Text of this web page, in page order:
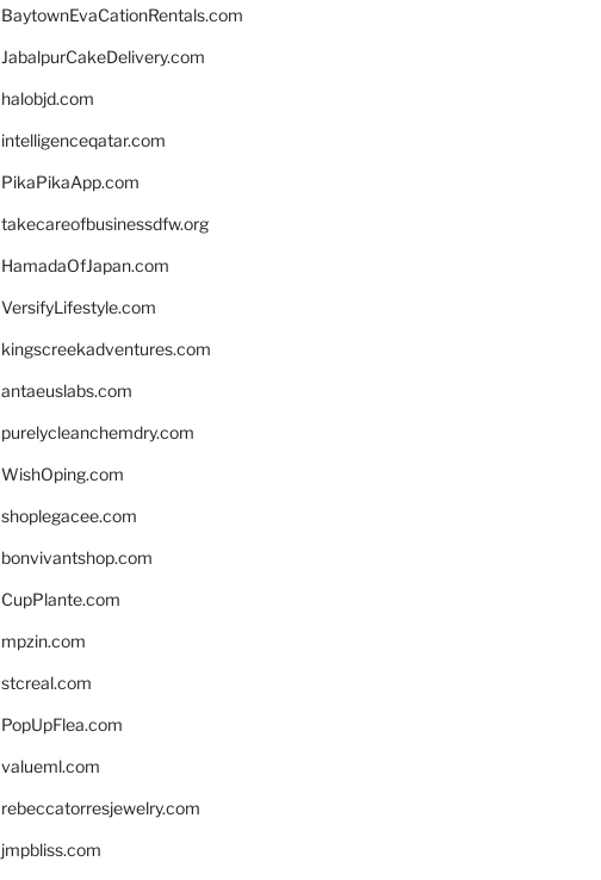
BaytownEvaCationRentals.com
JabalpurCakeDelivery.com
halobjd.com
intelligenceqatar.com
PikaPikaApp.com
takecareofbusinessdfw.org
HamadaOfJapan.com
VersifyLifestyle.com
kingscreekadventures.com
antaeuslabs.com
purelycleanchemdry.com
WishOping.com
shoplegacee.com
bonvivantshop.com
CupPlante.com
mpzin.com
stcreal.com
PopUpFlea.com
valueml.com
rebeccatorresjewelry.com
jmpbliss.com